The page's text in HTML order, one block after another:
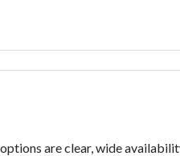
are clear, wide